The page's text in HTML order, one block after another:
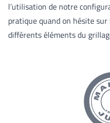
l’utilisation de notre
pratique quand on hésite
différents éléments du